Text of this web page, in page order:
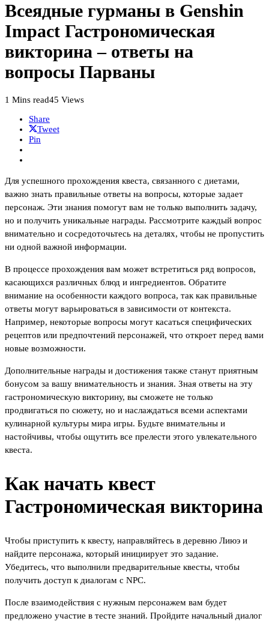
Всеядные гурманы в Genshin
Impact Гастрономическая
викторина – ответы на
вопросы Парваны
1 Mins read45 Views
Share
Tweet
Pin
Для успешного прохождения квеста, связанного с диетами,
важно знать правильные ответы на вопросы, которые задает
персонаж. Эти знания помогут вам не только выполнить задачу,
но и получить уникальные награды. Рассмотрите каждый вопрос
внимательно и сосредоточьтесь на деталях, чтобы не пропустить
ни одной важной информации.
В процессе прохождения вам может встретиться ряд вопросов,
касающихся различных блюд и ингредиентов. Обратите
внимание на особенности каждого вопроса, так как правильные
ответы могут варьироваться в зависимости от контекста.
Например, некоторые вопросы могут касаться специфических
рецептов или предпочтений персонажей, что откроет перед вами
новые возможности.
Дополнительные награды и достижения также станут приятным
бонусом за вашу внимательность и знания. Зная ответы на эту
гастрономическую викторину, вы сможете не только
продвигаться по сюжету, но и наслаждаться всеми аспектами
кулинарной культуры мира игры. Будьте внимательны и
настойчивы, чтобы ощутить все прелести этого увлекательного
квеста.
Как начать квест
Гастрономическая викторина
Чтобы приступить к квесту, направляйтесь в деревню Лиюэ и
найдите персонажа, который инициирует это задание.
Убедитесь, что выполнили предварительные квесты, чтобы
получить доступ к диалогам с NPC.
После взаимодействия с нужным персонажем вам будет
предложено участие в тесте знаний. Пройдите начальный диалог